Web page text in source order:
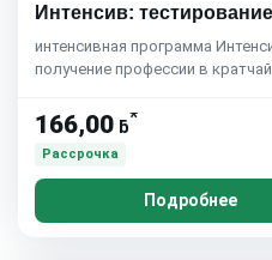
Интенсив:
интенсивная программа
получение профессии в
166,00 ƃ*
Рассрочка
Подробнее